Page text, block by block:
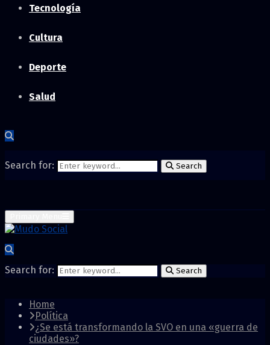
Tecnología
Cultura
Deporte
Salud
Search for: Search
Search for: Search
Home
Política
¿Se está transformando la SVO en una «guerra de
ciudades»?